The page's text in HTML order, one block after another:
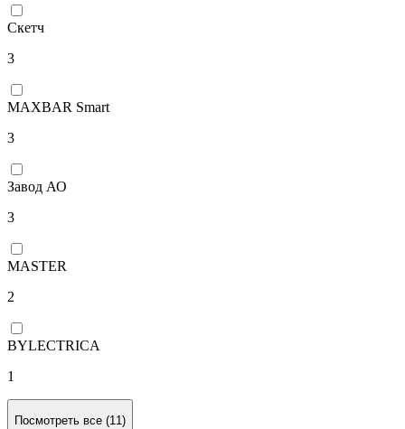
Скетч
3
MAXBAR Smart
3
Завод АО
3
MASTER
2
BYLECTRICA
1
Посмотреть все (11)